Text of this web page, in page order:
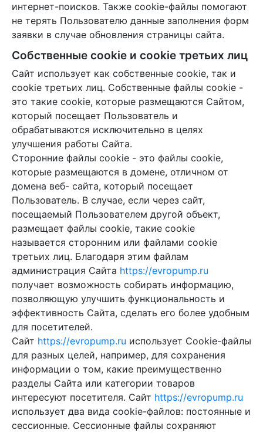
интернет-поисков. Также cookie-файлы помогают
не терять Пользователю данные заполнения форм
заявки в случае обновления страницы сайта.
Собственные cookie и cookie третьих лиц
Сайт использует как собственные cookie, так и
cookie третьих лиц. Собственные файлы cookie -
это такие cookie, которые размещаются Cайтом,
который посещает Пользователь и
обрабатываются исключительно в целях
улучшения работы Сайта.
Сторонние файлы cookie - это файлы cookie,
которые размещаются в домене, отличном от
домена веб- сайта, который посещает
Пользователь. В случае, если через сайт,
посещаемый Пользователем другой объект,
размещает файлы cookie, такие cookie
называется сторонним или файлами cookie
третьих лиц. Благодаря этим файлам
администрация Сайта https://evropump.ru
получает возможность собирать информацию,
позволяющую улучшить функциональность и
эффективность Сайта, сделать его более удобным
для посетителей.
Сайт https://evropump.ru использует Cookie-файлы
для разных целей, например, для сохранения
информации о том, какие преимущественно
разделы Сайта или категории товаров
интересуют посетителя. Сайт https://evropump.ru
использует два вида cookie-файлов: постоянные и
сессионные. Сессионные файлы сохраняют